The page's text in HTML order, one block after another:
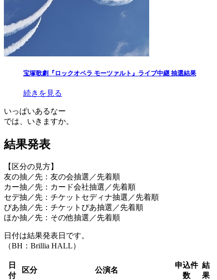
宝塚歌劇『ロックオペラ モーツァルト』ライブ中継 抽選結果
続きを見る
いっぱいあるなー
では、いきますか。
結果発表
【区分の見方】
友の抽／先：友の会抽選／先着順
カー抽／先：カード会社抽選／先着順
セデ抽／先：チケットセディナ抽選／先着順
ぴあ抽／先：チケットぴあ抽選／先着順
ほか抽／先：その他抽選／先着順
日付は結果発表日です。
（BH：Brillia HALL）
日
付
区分 公演名
申込件
数
結
果